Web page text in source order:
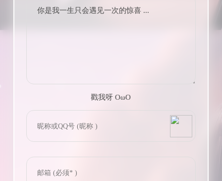
你是我一生只会遇见一次的惊喜 ...
戳我呀 OωO
Tieba